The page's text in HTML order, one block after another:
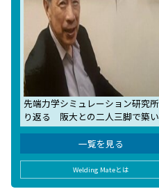
先端力学シミュレーション研究
り返る 阪大との二人三脚で築
一覧を見る
Welding Mateとは